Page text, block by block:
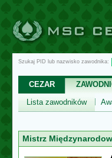
Szukaj PID lub nazwisko zawodnika:
CEZAR
Lista zawodników
Mistrz